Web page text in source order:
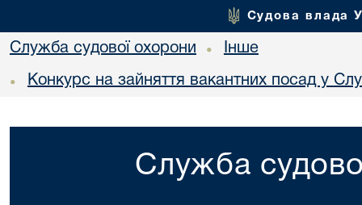
Судова влада
Служба судової охорони • Інше
• Конкурс на зайняття вакантних посад у
Служба